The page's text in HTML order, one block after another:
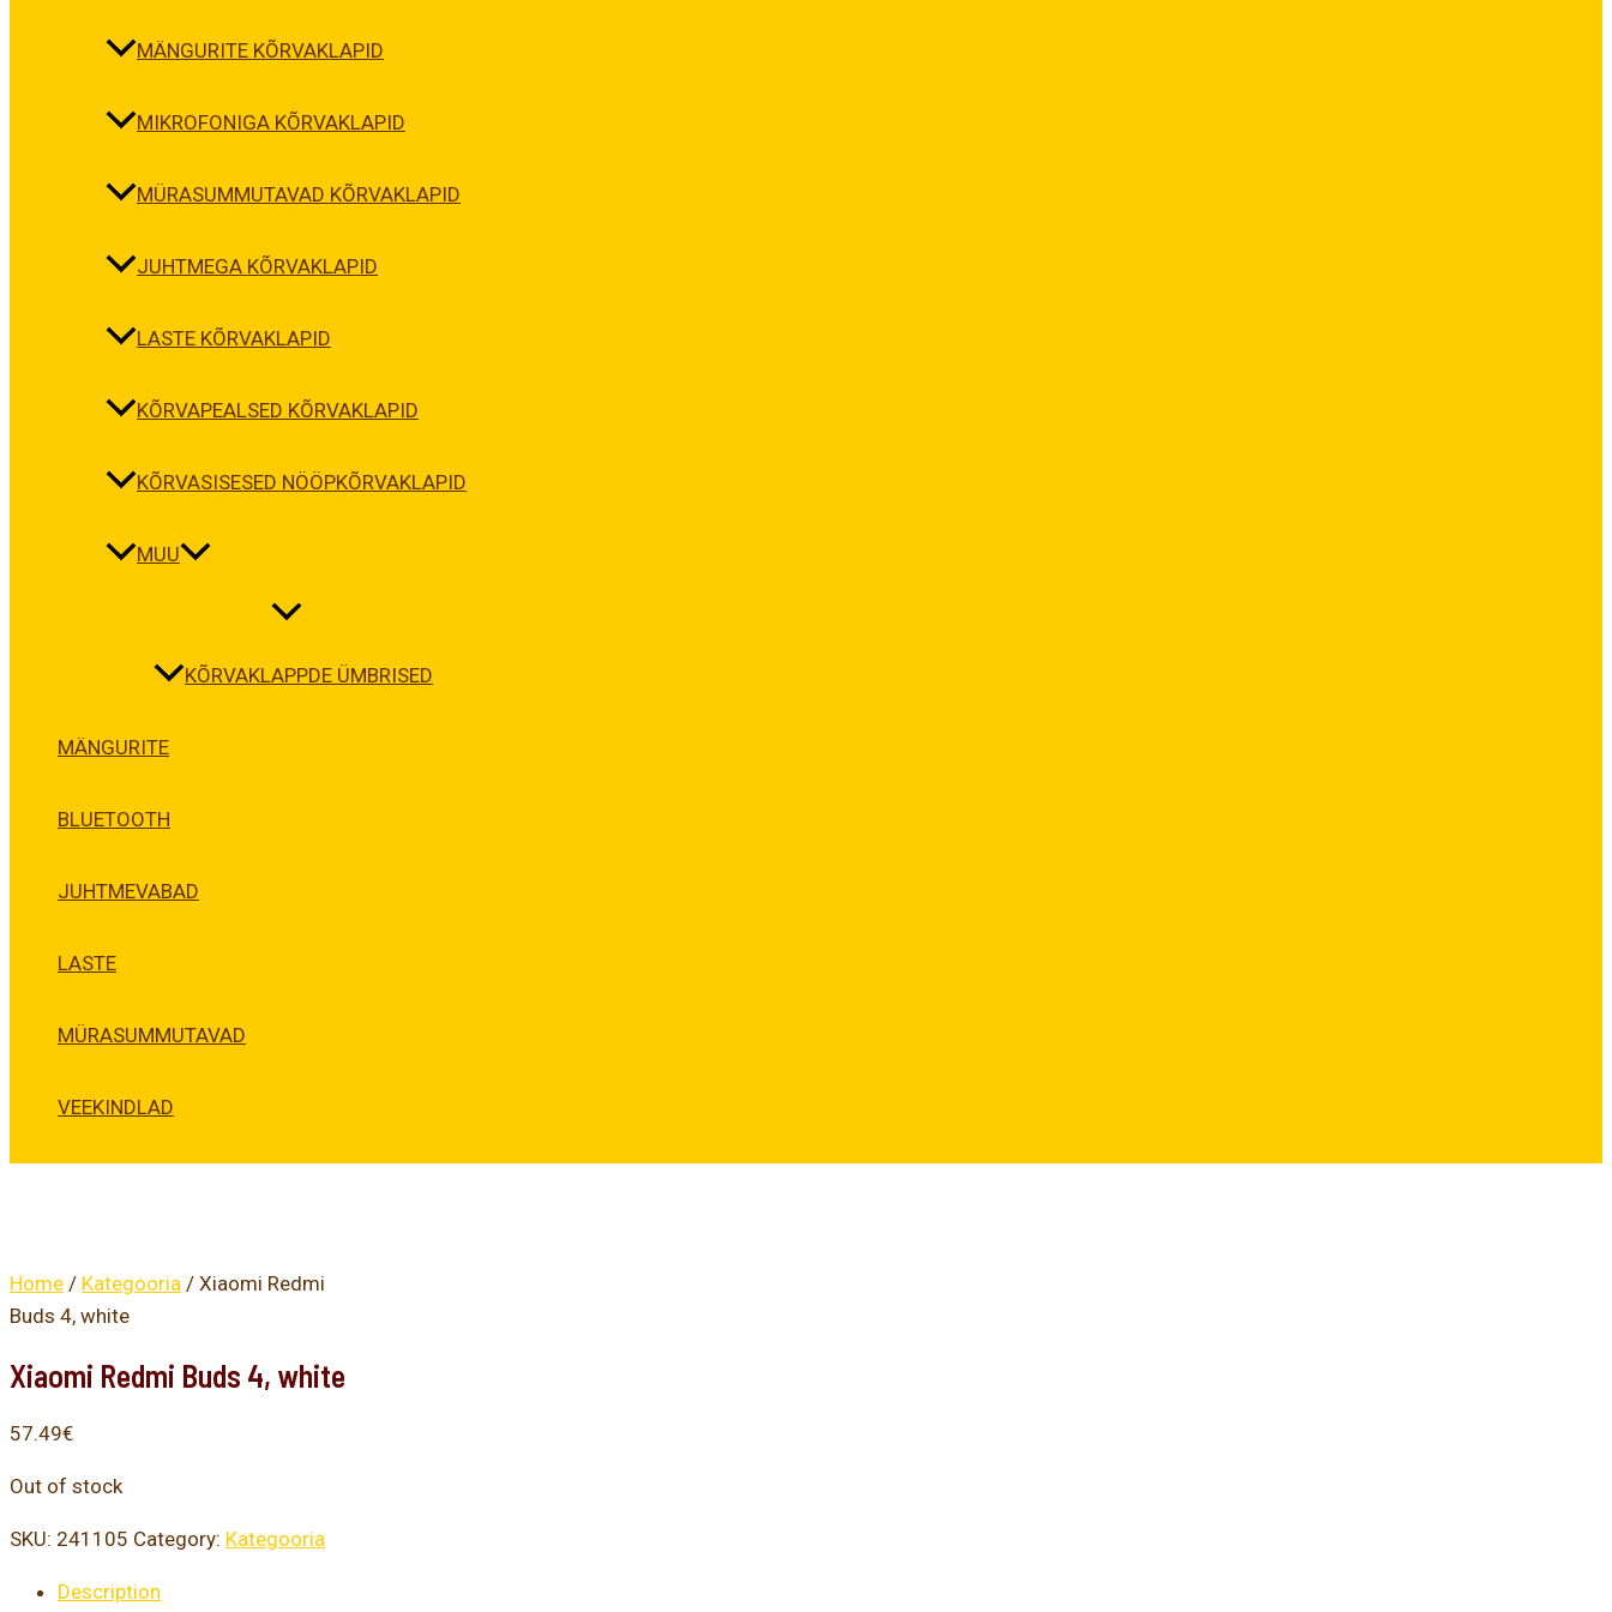
MÄNGURITE KÕRVAKLAPID
MIKROFONIGA KÕRVAKLAPID
MÜRASUMMUTAVAD KÕRVAKLAPID
JUHTMEGA KÕRVAKLAPID
LASTE KÕRVAKLAPID
KÕRVAPEALSED KÕRVAKLAPID
KÕRVASISESED NÖÖPKÕRVAKLAPID
MUU
KÕRVAKLAPPDE ÜMBRISED
MÄNGURITE
BLUETOOTH
JUHTMEVABAD
LASTE
MÜRASUMMUTAVAD
VEEKINDLAD
Home / Kategooria / Xiaomi Redmi
Buds 4, white
Xiaomi Redmi Buds 4, white
57.49€
Out of stock
SKU: 241105 Category: Kategooria
Description